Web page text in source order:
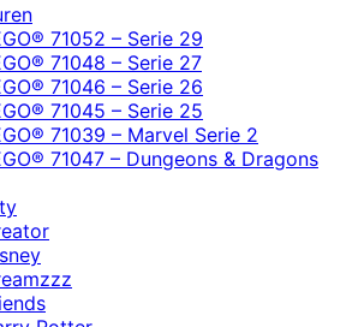
71052 – Serie 29
71048 – Serie 27
71046 – Serie 26
71045 – Serie 25
71039 – Marvel Serie 2
71047 – Dungeons & Dragons